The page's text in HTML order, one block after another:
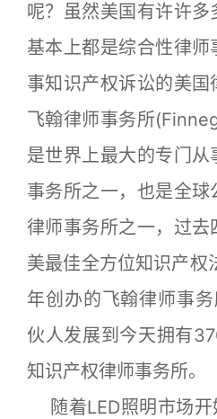
呢？虽然美国有许许
基本上都是综合性律
事知识产权诉讼的美国
飞翰律师事务所
是世界上最大的专门
事务所之一，也是全
律师事务所之一，过
美最佳全方位知识产权
年创办的飞翰律师事
伙人发展到今天拥有
知识产权律师事务所。
随着LED照明市场开